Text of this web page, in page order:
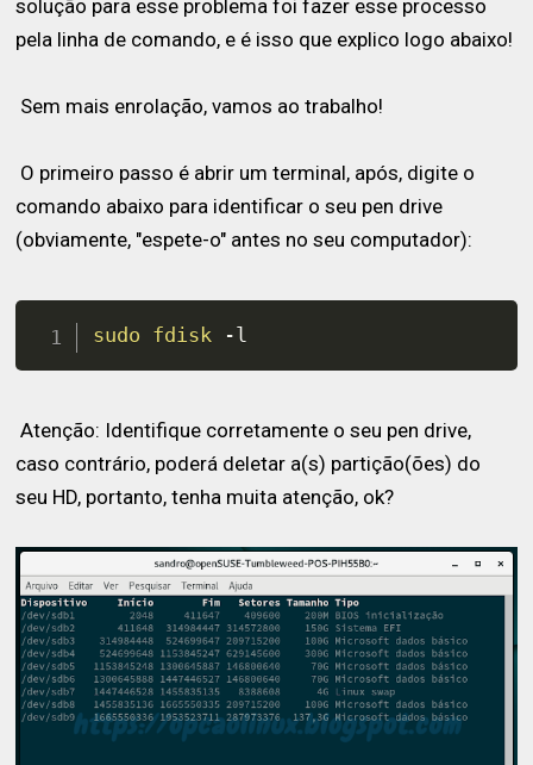
solução para esse problema foi fazer esse processo
pela linha de comando, e é isso que explico logo abaixo!
Sem mais enrolação, vamos ao trabalho!
O primeiro passo é abrir um terminal, após, digite o
comando abaixo para identificar o seu pen drive
(obviamente, "espete-o" antes no seu computador):
sudo fdisk -l
Atenção: Identifique corretamente o seu pen drive,
caso contrário, poderá deletar a(s) partição(ões) do
seu HD, portanto, tenha muita atenção, ok?